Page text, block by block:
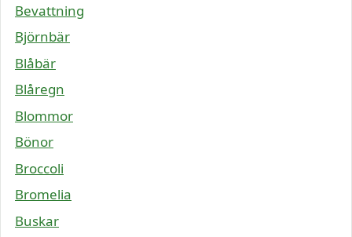
Bevattning
Björnbär
Blåbär
Blåregn
Blommor
Bönor
Broccoli
Bromelia
Buskar